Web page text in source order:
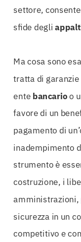
settore,
sfide degli
Ma cosa sono
tratta di
ente bancarioo
favore di un
pagamento di
inadempimento
strumento è
costruzione, i
amministrazioni,
sicurezza in un
competitivo e